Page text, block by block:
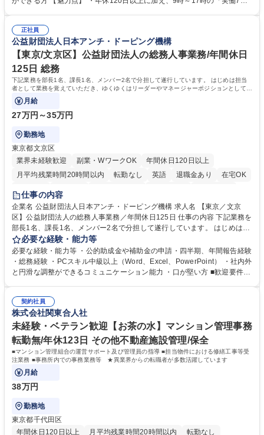
年休120日/デスクワーク中心で残業少なめ
整、資料作成、当日の運営サポート 学歴・資格 学歴：大学院 大学 語学
力： 資格：
正社員
公益財団法人日本アンチ・ドーピング機構
【東京/文京区】公益財団法人の総務人事業務/年間休日
125日 総務
下記業務を部長1名、課長1名、メンバー2名で分担して遂行しています。 はじめは担当
者として業務を覚えていただき、ゆくゆくはリーダーやマネージャーポジションとして活
躍いただくことを期待しています。
月給
27万円～35万円
勤務地
東京都文京区
業界未経験歓迎
副業・WワークOK
年間休日120日以上
月平均残業時間20時間以内
転勤なし 英語 退職金あり
在宅OK
賞与あり
育休あり
食事補助あり
仕事の内容
企業名 公益財団法人日本アンチ・ドーピング機構 求人名 【東京／文京
区】公益財団法人の総務人事業務／年間休日125日 仕事の内容 下記業務を
部長1名、課長1名、メンバー2名で分担して遂行しています。 はじめは担
当者として業務を覚えていただき、ゆくゆくはリーダーやマネージャーポ
ジションとして活躍いただくことを期待しています。 【総務・人事グルー
プの業務内容】 ・人事制度関連 ・採用活動 ・教育研修の企画、実行 ・勤
怠管理 ・官公庁への各種提出 ・法定の会議運営（評議員会、理事会） ・
管理 ・福利厚生関連 ・職員からの問合せ、相談対応 ・その他日常の総務
業務全般 募集職種 【東京／文京区】公益財団法人の総務人事業務／年間
休日125日
必要な経験・能力等
必要な経験・能力等 ・公的助成金や補助金の申請・四半期、年間報告経験
・総務経験 ・PCスキル中級以上（Word、Excel、PowerPoint） ・社内外
と円滑な調整ができるコミュニケーション能力 ・口が堅い方 ■歓迎要件
契約社員
株式会社関東合人社
未経験・ベテラン歓迎【お茶の水】マンション管理事務
転勤無/年休123日 その他不動産施設管理/保全
■マンション管理組合の運営サポート及び管理員の指導 ■担当物件における修繕工事等受
注業務 ■事務所内での事務業務等 ★異業界からの転職者が多数活躍しています
月給
38万円
勤務地
東京都千代田区
年間休日120日以上
月平均残業時間20時間以内
転勤なし